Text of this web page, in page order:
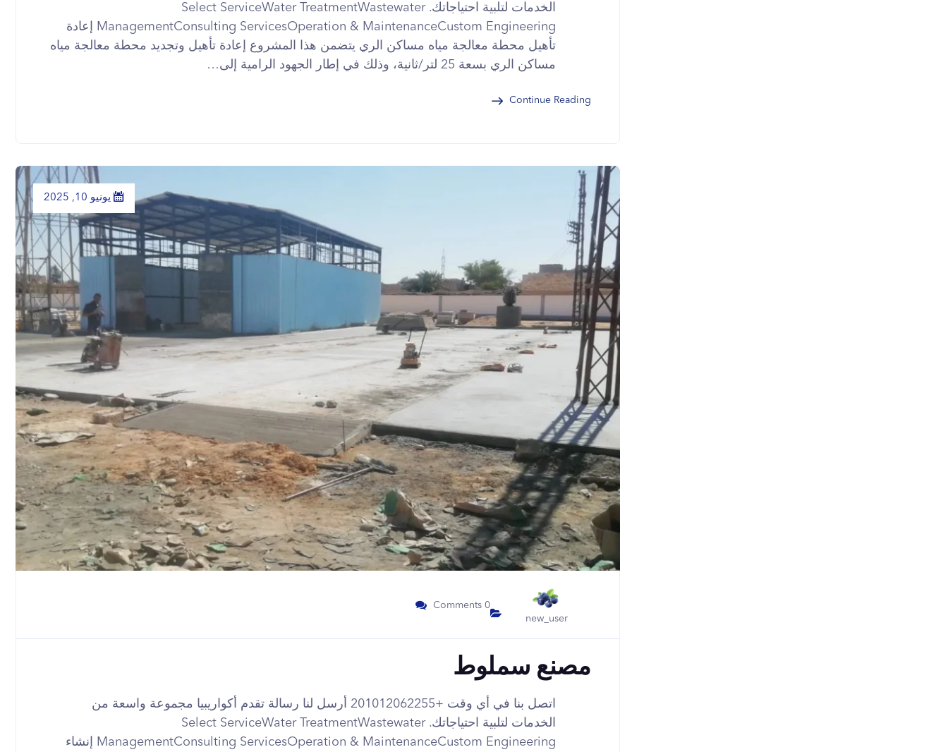
الخدمات لتلبية احتياجاتك. Select ServiceWater TreatmentWastewater
ManagementConsulting ServicesOperation & MaintenanceCustom Engineering إعادة
تأهيل محطة معالجة مياه مساكن الري يتضمن هذا المشروع إعادة تأهيل وتجديد محطة معالجة مياه
مساكن الري بسعة 25 لتر/ثانية، وذلك في إطار الجهود الرامية إلى…
Continue Reading
يونيو 10, 2025
new_user
0 Comments
مصنع سملوط
اتصل بنا في أي وقت +201012062255 أرسل لنا رسالة تقدم أكواريبيا مجموعة واسعة من
الخدمات لتلبية احتياجاتك. Select ServiceWater TreatmentWastewater
ManagementConsulting ServicesOperation & MaintenanceCustom Engineering إنشاء